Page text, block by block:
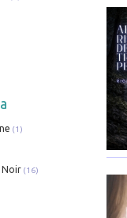
(1)
Noir (16)